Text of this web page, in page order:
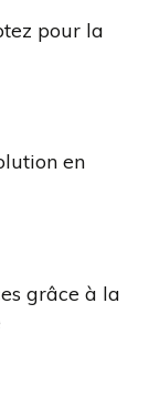
pour la
en
grâce à la